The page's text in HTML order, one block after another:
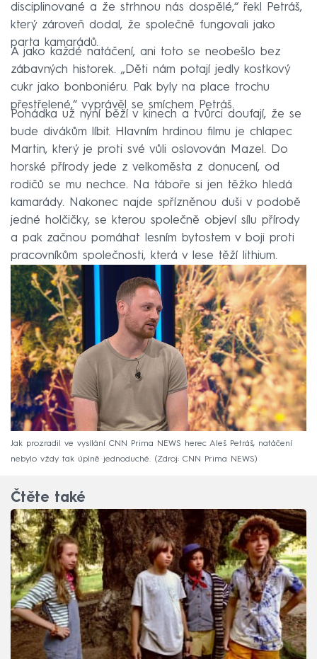
disciplinované a že strhnou nás dospělé,“ řekl Petráš,
který zároveň dodal, že společně fungovali jako
parta kamarádů.
A jako každé natáčení, ani toto se neobešlo bez
zábavných historek. „Děti nám potají jedly kostkový
cukr jako bonboniéru. Pak byly na place trochu
přestřelené,“ vyprávěl se smíchem Petráš.
Pohádka už nyní běží v kinech a tvůrci doufají, že se
bude divákům líbit. Hlavním hrdinou filmu je chlapec
Martin, který je proti své vůli oslovován Mazel. Do
horské přírody jede z velkoměsta z donucení, od
rodičů se mu nechce. Na táboře si jen těžko hledá
kamarády. Nakonec najde spřízněnou duši v podobě
jedné holčičky, se kterou společně objeví sílu přírody
a pak začnou pomáhat lesním bytostem v boji proti
pracovníkům společnosti, která v lese těží lithium.
Jak prozradil ve vysílání CNN Prima NEWS herec Aleš Petráš, natáčení
nebylo vždy tak úplně jednoduché.
Zdroj: CNN Prima NEWS
Čtěte také